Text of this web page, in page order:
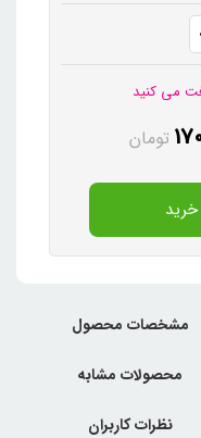
تومان
خرید
مشخصات محصول
محصولات مشابه
نظرات کاربران